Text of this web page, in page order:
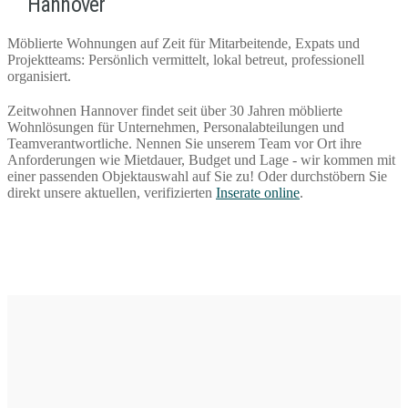
Möblierte Wohnungen auf Zeit für Mitarbeitende, Expats und
Projektteams: Persönlich vermittelt, lokal betreut, professionell
organisiert.
Zeitwohnen Hannover findet seit über 30 Jahren möblierte
Wohnlösungen für Unternehmen, Personalabteilungen und
Teamverantwortliche. Nennen Sie unserem Team vor Ort ihre
Anforderungen wie Mietdauer, Budget und Lage - wir kommen mit
einer passenden Objektauswahl auf Sie zu! Oder durchstöbern Sie
direkt unsere aktuellen, verifizierten Inserate online.